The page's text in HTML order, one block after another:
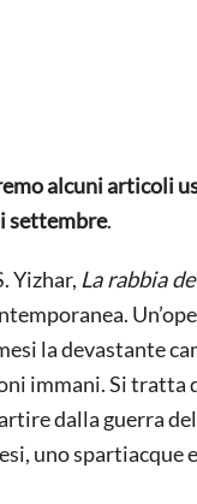
alcuni articoli
settembre.
Yizhar, La rabbia
la devastante
immani. Si
dalla guerra
uno spartiacque